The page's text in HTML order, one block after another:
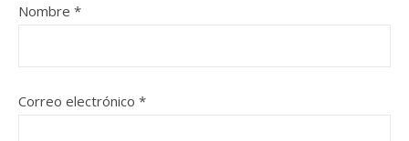
Nombre *
Correo electrónico *